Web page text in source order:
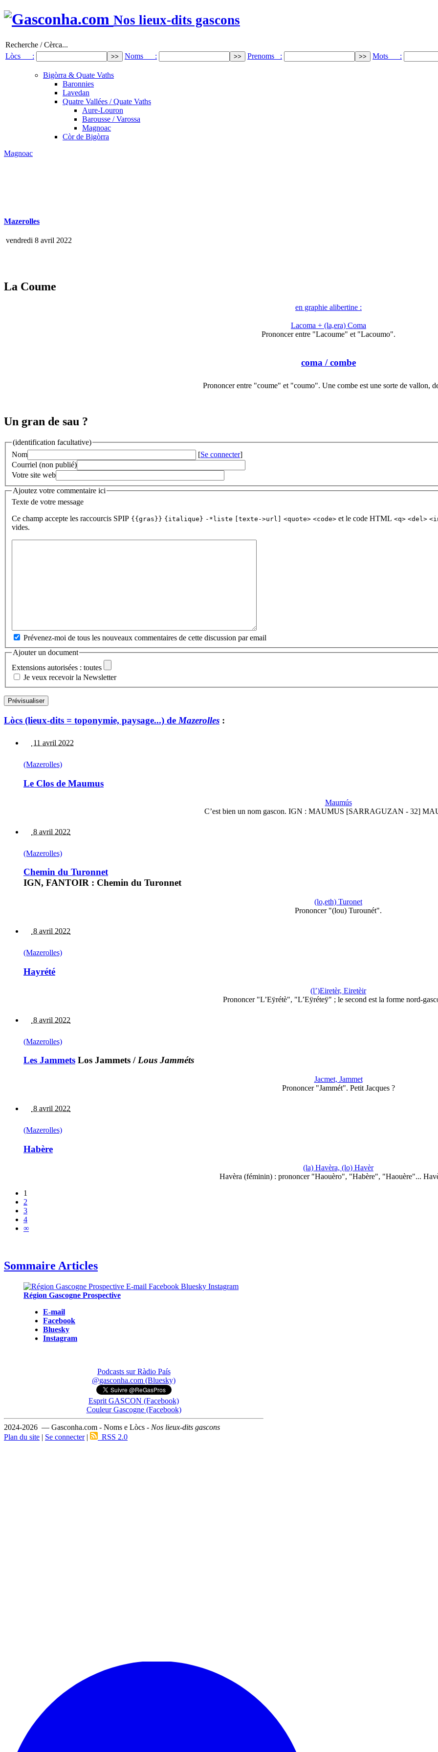
Nos lieux-dits gascons
Recherche / Cèrca...
Lòcs :
Noms : Prenoms : Mots :
Bigòrra & Quate Vaths
Baronnies
Lavedan
Quatre Vallées / Quate Vaths
Aure-Louron
Barousse / Varossa
Magnoac
Còr de Bigòrra
Magnoac
Mazerolles
vendredi 8 avril 2022
La Coume
en graphie alibertine :
Lacoma + (la,era) Coma
Prononcer entre "Lacoume" et "Lacoumo".
coma / combe
Prononcer entre "coume" et "coumo". Une combe est une sorte de vallon,
Un gran de sau ?
(identification facultative)
Nom
[Se connecter]
Courriel (non publié)
Votre site web
Ajoutez votre commentaire ici
Texte de votre message
Ce champ accepte les raccourcis SPIP {{gras}} {italique} -*liste [texte->url] <quote> <code> et le code HTML <q> <del>
vides.
Prévenez-moi de tous les nouveaux commentaires de cette discussion par email
Ajouter un document
Extensions autorisées : toutes
Je veux recevoir la Newsletter
Lòcs (lieux-dits = toponymie, paysage...) de Mazerolles :
11 avril 2022
(Mazerolles)
Le Clos de Maumus
Maumús
C’est bien un nom gascon. IGN : MAUMUS [SARRAGUZAN - 32]
8 avril 2022
(Mazerolles)
Chemin du Turonnet
IGN, FANTOIR : Chemin du Turonnet
(lo,eth) Turonet
Prononcer "(lou) Turounét".
8 avril 2022
(Mazerolles)
Hayrété
(l’)Eiretèr, Eiretèir
Prononcer "L’Eÿrétè", "L’Eÿréteÿ" ; le second est la forme nord-
8 avril 2022
(Mazerolles)
Les Jammets Los Jammets /Lous Jamméts
Jacmet, Jammet
Prononcer "Jammét". Petit Jacques ?
8 avril 2022
(Mazerolles)
Habère
(la) Havèra, (lo) Havèr
Havèra (féminin) : prononcer "Haouèro", "Habère", "Haouère"...
1
2
3
4
∞
Sommaire Articles
Région Gascogne Prospective
E-mail
Facebook
Bluesky
Instagram
Podcasts sur Ràdio País
@gasconha.com (Bluesky)
Esprit GASCON (Facebook)
Couleur Gascogne (Facebook)
2024-2026 — Gasconha.com - Noms e Lòcs - Nos lieux-dits gascons
Plan du site | Se connecter| RSS 2.0